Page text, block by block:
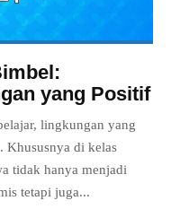
yang Positif
lingkungan yang
Khususnya di kelas
tidak hanya menjadi
tetapi juga...